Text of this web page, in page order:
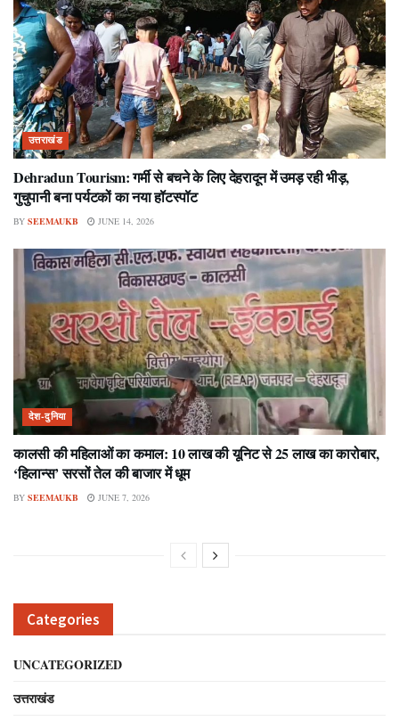
उत्तराखंड
Dehradun Tourism: गर्मी से बचने के लिए देहरादून में उमड़ रही भीड़,
गुचुपानी बना पर्यटकों का नया हॉटस्पॉट
BY SEEMAUKB JUNE 14, 2026
देश-दुनिया
कालसी की महिलाओं का कमाल: 10 लाख की यूनिट से 25 लाख का कारोबार,
‘हिलान्स’ सरसों तेल की बाजार में धूम
BY SEEMAUKB JUNE 7, 2026
Categories
UNCATEGORIZED
उत्तराखंड